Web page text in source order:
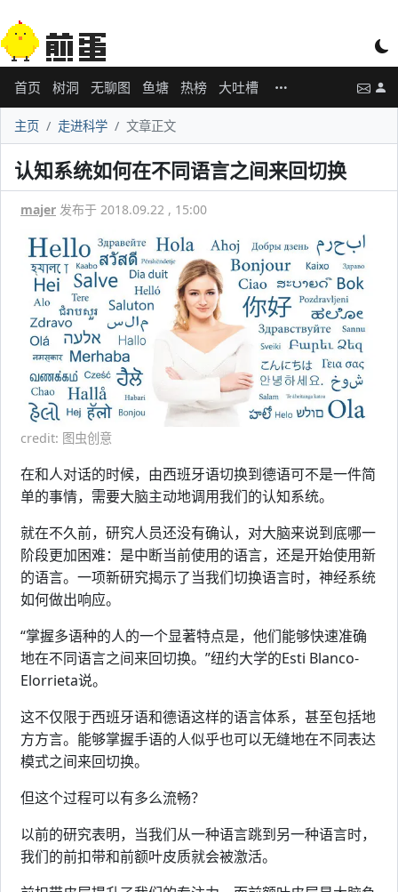
首页 树洞 无聊图 鱼塘 热榜 大吐槽
主页 走进科学 文章正文
认知系统如何在不同语言之间来回切换
majer 发布于 2018.09.22 , 15:00
credit: 图虫创意
在和人对话的时候，由西班牙语切换到德语可不是一件简
单的事情，需要大脑主动地调用我们的认知系统。
就在不久前，研究人员还没有确认，对大脑来说到底哪一
阶段更加困难：是中断当前使用的语言，还是开始使用新
的语言。一项新研究揭示了当我们切换语言时，神经系统
如何做出响应。
“掌握多语种的人的一个显著特点是，他们能够快速准确
地在不同语言之间来回切换。”纽约大学的Esti Blanco-
Elorrieta说。
这不仅限于西班牙语和德语这样的语言体系，甚至包括地
方方言。能够掌握手语的人似乎也可以无缝地在不同表达
模式之间来回切换。
但这个过程可以有多么流畅？
以前的研究表明，当我们从一种语言跳到另一种语言时，
我们的前扣带和前额叶皮质就会被激活。